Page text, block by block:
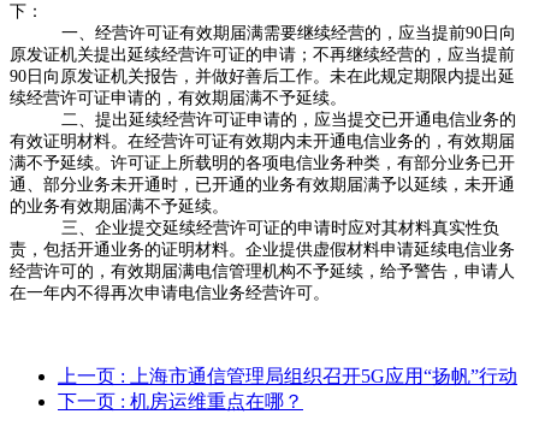
下：
一、经营许可证有效期届满需要继续经营的，应当提前90日向
原发证机关提出延续经营许可证的申请；不再继续经营的，应当提前
90日向原发证机关报告，并做好善后工作。未在此规定期限内提出延
续经营许可证申请的，有效期届满不予延续。
二、提出延续经营许可证申请的，应当提交已开通电信业务的
有效证明材料。在经营许可证有效期内未开通电信业务的，有效期届
满不予延续。许可证上所载明的各项电信业务种类，有部分业务已开
通、部分业务未开通时，已开通的业务有效期届满予以延续，未开通
的业务有效期届满不予延续。
三、企业提交延续经营许可证的申请时应对其材料真实性负
责，包括开通业务的证明材料。企业提供虚假材料申请延续电信业务
经营许可的，有效期届满电信管理机构不予延续，给予警告，申请人
在一年内不得再次申请电信业务经营许可。
上一页 : 上海市通信管理局组织召开5G应用“扬帆”行动
下一页 : 机房运维重点在哪？